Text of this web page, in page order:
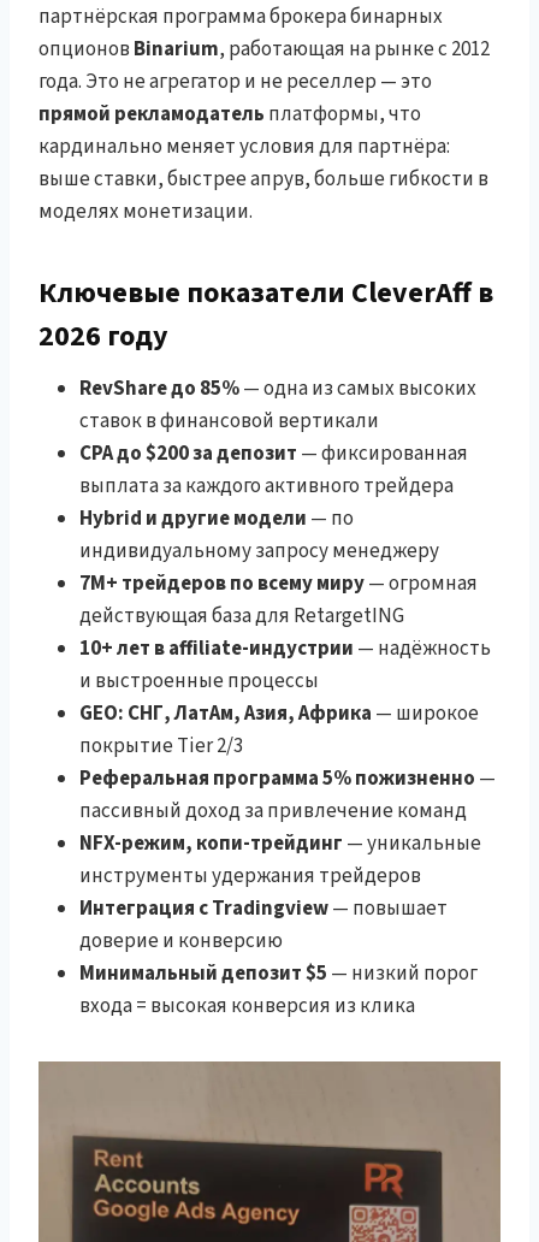
партнёрская программа брокера бинарных
опционов Binarium, работающая на рынке с 2012
года. Это не агрегатор и не реселлер — это
прямой рекламодатель платформы, что
кардинально меняет условия для партнёра:
выше ставки, быстрее апрув, больше гибкости в
моделях монетизации.
Ключевые показатели CleverAff в
2026 году
RevShare до 85%— одна из самых высоких
ставок в финансовой вертикали
CPA до $200 за депозит — фиксированная
выплата за каждого активного трейдера
Hybrid и другие модели — по
индивидуальному запросу менеджеру
7M+ трейдеров по всему миру— огромная
действующая база для RetargetING
10+ лет в affiliate-индустрии — надёжность
и выстроенные процессы
GEO: СНГ, ЛатАм, Азия, Африка — широкое
покрытие Tier 2/3
Реферальная программа 5% пожизненно —
пассивный доход за привлечение команд
NFX-режим, копи-трейдинг — уникальные
инструменты удержания трейдеров
Интеграция с Tradingview— повышает
доверие и конверсию
Минимальный депозит $5 — низкий порог
входа = высокая конверсия из клика